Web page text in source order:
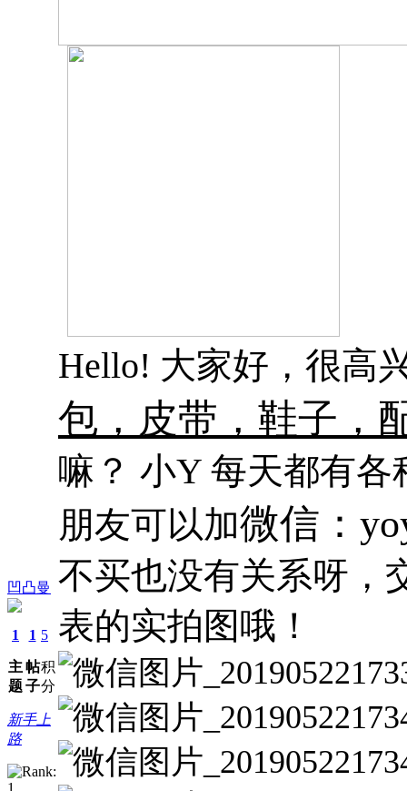
凹凸曼
1
主
题
1
帖
子
5
积
分
新手上
路
Hello! 大家好，很高
包，皮带，鞋子，
嘛？ 小Y 每天都有
朋友可以加微信：
不买也没有关系呀，
表的实拍图哦！